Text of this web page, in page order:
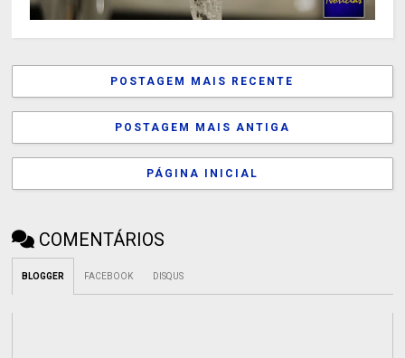
POSTAGEM MAIS RECENTE
POSTAGEM MAIS ANTIGA
PÁGINA INICIAL
COMENTÁRIOS
BLOGGER FACEBOOK DISQUS